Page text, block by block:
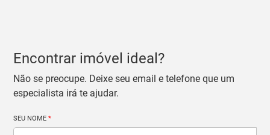
Encontrar imóvel ideal?
Não se preocupe. Deixe seu email e telefone que um
especialista irá te ajudar.
SEU NOME*